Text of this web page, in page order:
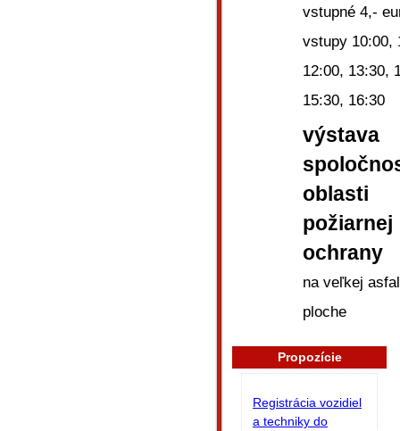
vstupné 4,-
vstupy 10:00,
12:00, 13:30,
15:30, 16:30
výstava
oblasti
požiarnej
ochrany
na veľkej
ploche
Propozície
Registrácia vozidiel
a techniky do